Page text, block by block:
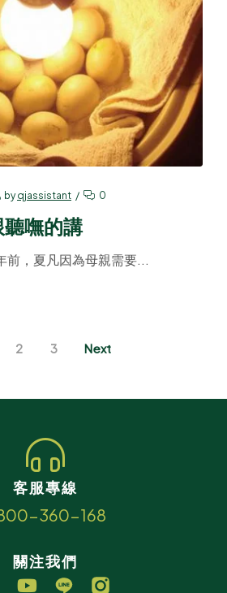
byqjassistant 0
嘸的講
前，夏凡因為母親需要...
2 3 Next
客服專線
360-168
關注我們